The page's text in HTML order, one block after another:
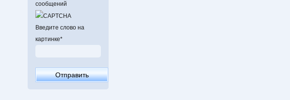
сообщений
Введите слово на
картинке*